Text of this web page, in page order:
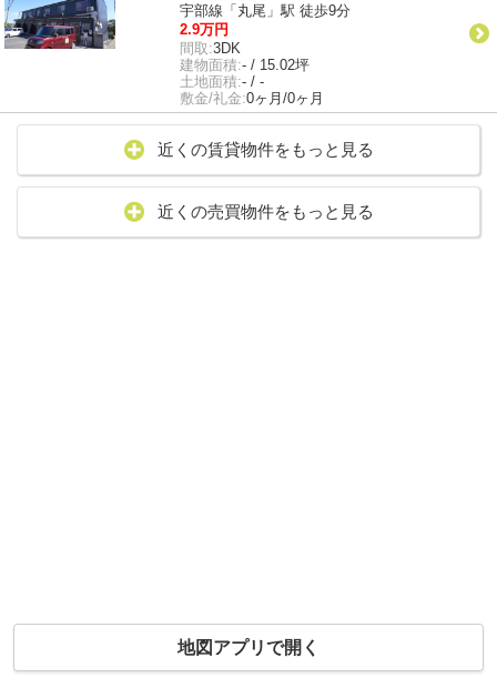
宇部線「丸尾」駅 徒歩9分
2.9万円
間取:3DK
建物面積:- / 15.02坪
土地面積:- / -
敷金/礼金:0ヶ月/0ヶ月
近くの賃貸物件をもっと見る
近くの売買物件をもっと見る
地図アプリで開く